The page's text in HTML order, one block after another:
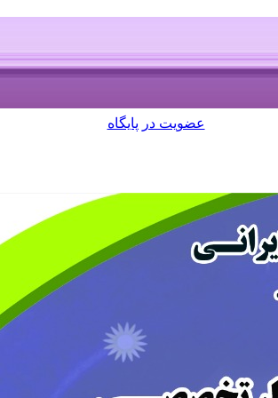
عضویت در پایگاه